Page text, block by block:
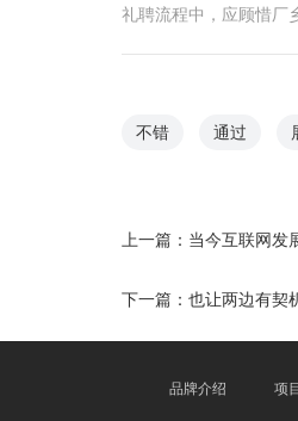
礼聘流程中，应顾惜厂
不错 通过
上一篇： 当今互联网发
下一篇： 也让两边有契
品牌介绍 项